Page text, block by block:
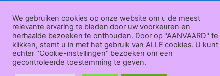
Maxisafety.nl © 2026
We gebruiken cookies op onze website om u de meest
relevante ervaring te bieden door uw voorkeuren en
herhaalde bezoeken te onthouden. Door op "AANVAARD" te
klikken, stemt u in met het gebruik van ALLE cookies. U kunt
echter "Cookie-instellingen" bezoeken om een
gecontroleerde toestemming te geven.